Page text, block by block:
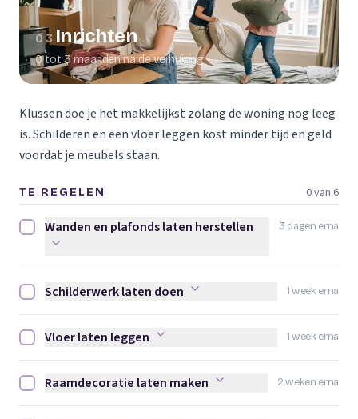
03 Inrichten
0 tot 3 maanden na de verhuizing
Klussen doe je het makkelijkst zolang de woning nog leeg
is. Schilderen en een vloer leggen kost minder tijd en geld
voordat je meubels staan.
TE REGELEN 0 van 6
3 dagen erna
Wanden en plafonds laten herstellen afvinken
Wanden en plafonds laten herstellen
1 week erna
Schilderwerk laten doen afvinken
Schilderwerk laten doen
1 week erna
Vloer laten leggen afvinken
Vloer laten leggen
2 weken erna
Raamdecoratie laten maken afvinken
Raamdecoratie laten maken